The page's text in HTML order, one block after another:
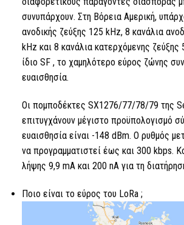
συνυπάρχουν. Στη Βόρεια Αμερική,
ανοδικής ζεύξης 125 kHz, 8 κανάλια
kHz και 8 κανάλια κατερχόμενης ζεύξης
ίδιο SF, το χαμηλότερο εύρος ζώνης
ευαισθησία.
Οι πομποδέκτες SX1276/77/78/79 της
επιτυγχάνουν μέγιστο προϋπολογισμό
ευαισθησία είναι -148 dBm. Ο ρυθμός
να προγραμματιστεί έως και 300 kbps.
λήψης 9,9 mA και 200 ​​nA για τη
Ποιο είναι το εύρος του LoRa;